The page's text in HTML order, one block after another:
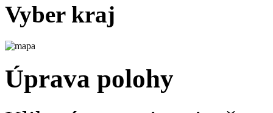
Vyber kraj
Úprava polohy